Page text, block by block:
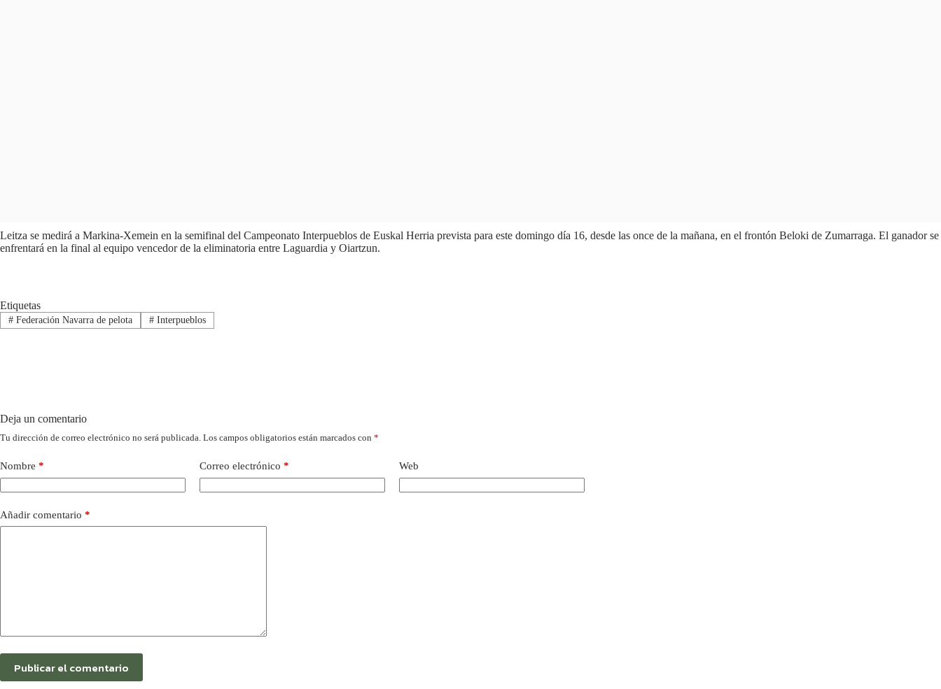
Leitza se medirá a Markina-Xemein en la semifinal del Campeonato Interpueblos de Euskal Herria prevista para este domingo día 16, desde las once de la mañana, en el frontón Beloki de Zumarraga. El ganador se
enfrentará en la final al equipo vencedor de la eliminatoria entre Laguardia y Oiartzun.
Etiquetas
#Federación Navarra de pelota #Interpueblos
Deja un comentario
Tu dirección de correo electrónico no será publicada. Los campos obligatorios están marcados con *
Nombre * Correo electrónico * Web
Añadir comentario *
Publicar el comentario